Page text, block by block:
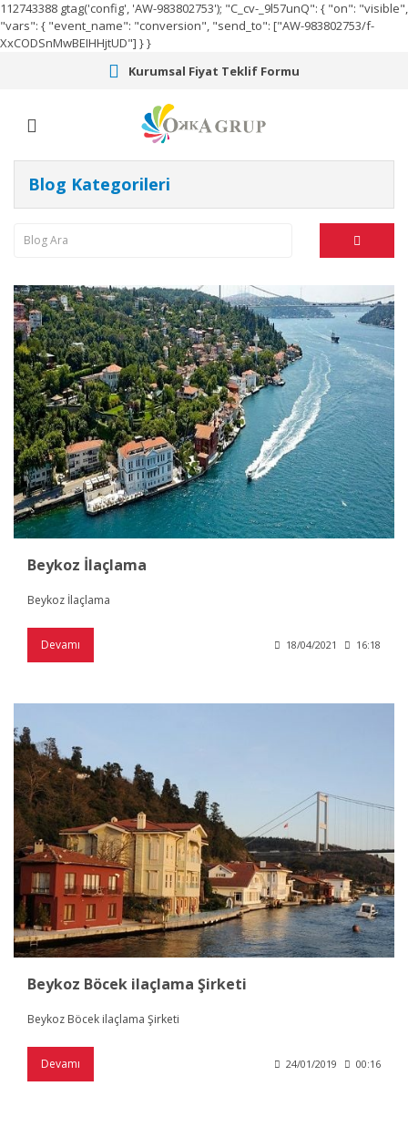
112743388 gtag('config', 'AW-983802753'); "C_cv-_9l57unQ": { "on": "visible",
"vars": { "event_name": "conversion", "send_to": ["AW-983802753/f-
XxCODSnMwBEIHHjtUD"] } }
Kurumsal Fiyat Teklif Formu
Blog Kategorileri
Beykoz İlaçlama
Beykoz İlaçlama
Devamı 18/04/2021 16:18
Beykoz Böcek ilaçlama Şirketi
Beykoz Böcek ilaçlama Şirketi
Devamı 24/01/2019 00:16